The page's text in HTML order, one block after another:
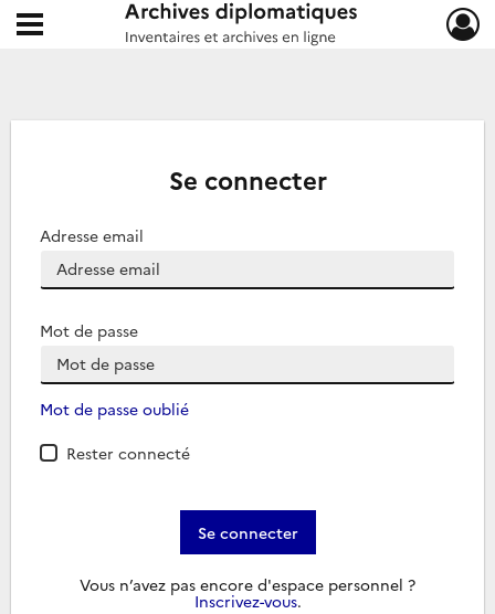
Archives diplomatiques
Ouvrir le menu déroulant
Se connecter
Adresse email
Mot de passe
Mot de passe oublié
Rester connecté
Se connecter
Vous n’avez pas encore d'espace personnel ?
Inscrivez-vous.